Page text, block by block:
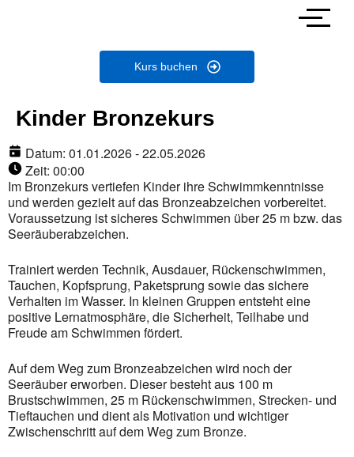
Kurs buchen
Kinder Bronzekurs
Datum: 01.01.2026 - 22.05.2026
Zeit: 00:00
Im Bronzekurs vertiefen Kinder ihre Schwimmkenntnisse
und werden gezielt auf das Bronzeabzeichen vorbereitet.
Voraussetzung ist sicheres Schwimmen über 25 m bzw. das
Seeräuberabzeichen.
Trainiert werden Technik, Ausdauer, Rückenschwimmen,
Tauchen, Kopfsprung, Paketsprung sowie das sichere
Verhalten im Wasser. In kleinen Gruppen entsteht eine
positive Lernatmosphäre, die Sicherheit, Teilhabe und
Freude am Schwimmen fördert.
Auf dem Weg zum Bronzeabzeichen wird noch der
Seeräuber erworben. Dieser besteht aus 100 m
Brustschwimmen, 25 m Rückenschwimmen, Strecken- und
Tieftauchen und dient als Motivation und wichtiger
Zwischenschritt auf dem Weg zum Bronze.